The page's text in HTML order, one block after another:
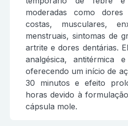
moderadas como
costas, musculares,
menstruais, sintomas de
artrite e dores dentárias.
analgésica, antitérmica
oferecendo um início de
30 minutos e efeito
horas devido à
cápsula mole.